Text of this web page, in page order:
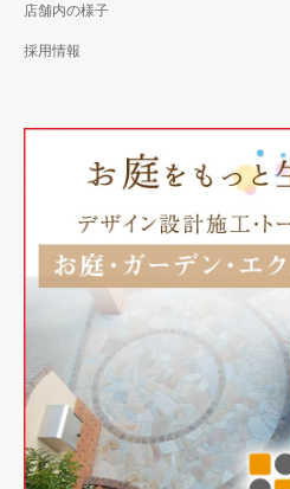
店舗内の様子
採用情報